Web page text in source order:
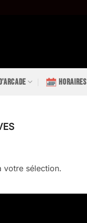
HORAIRES
votre sélection.